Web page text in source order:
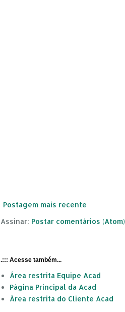
Postagem mais recente
Assinar: Postar comentários (Atom)
.::: Acesse também...
Área restrita Equipe Acad
Página Principal da Acad
Área restrita do Cliente Acad